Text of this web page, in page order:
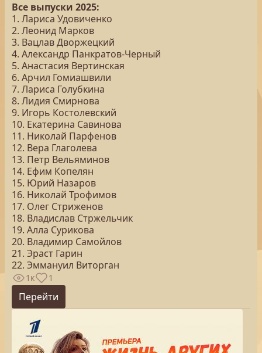
Все выпуски 2025:
1. Лариса Удовиченко
2. Леонид Марков
3. Вацлав Дворжецкий
4. Александр Панкратов-Черный
5. Анастасия Вертинская
6. Арчил Гомиашвили
7. Лариса Голубкина
8. Лидия Смирнова
9. Игорь Костолевский
10. Екатерина Савинова
11. Николай Парфенов
12. Вера Глаголева
13. Петр Вельяминов
14. Ефим Копелян
15. Юрий Назаров
16. Николай Трофимов
17. Олег Стриженов
18. Владислав Стржельчик
19. Алла Сурикова
20. Владимир Самойлов
21. Эраст Гарин
22. Эммануил Виторган
1к 1
Перейти